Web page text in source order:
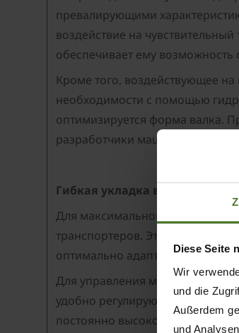
Diese Seite
Wir
und die
Außerdem
und
превалирующими
воздействие на
обеспечивает ему возможность
Кроме того, воздействующее
необходимости с помощью
оптимизируется форма валка.
разработчики машины Swativo
Гибкая укладка в валок и
Для максимальной гибкости
транспортеров. Этим
оптимально адаптируется к
Для управления машиной
удобно регулируются из
постоянно высокое качество.